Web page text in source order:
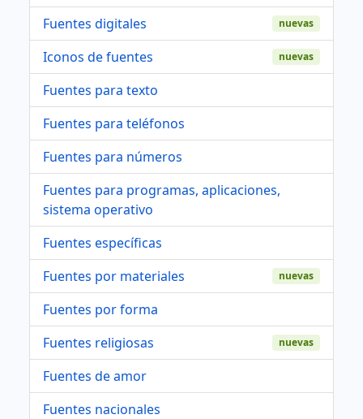
Fuentes digitales nuevas
Iconos de fuentes nuevas
Fuentes para texto
Fuentes para teléfonos
Fuentes para números
Fuentes para programas, aplicaciones,
sistema operativo
Fuentes específicas
Fuentes por materiales
nuevas
Fuentes por forma
Fuentes religiosas
nuevas
Fuentes de amor
Fuentes nacionales